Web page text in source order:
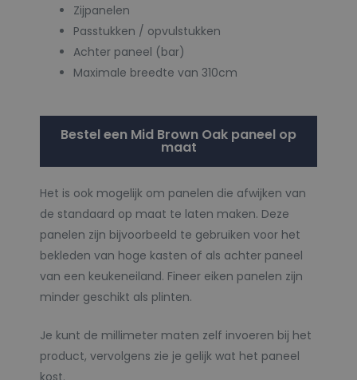
Zijpanelen
Passtukken / opvulstukken
Achter paneel (bar)
Maximale breedte van 310cm
Bestel een Mid Brown Oak paneel op
maat
Het is ook mogelijk om panelen die afwijken van
de standaard op maat te laten maken. Deze
panelen zijn bijvoorbeeld te gebruiken voor het
bekleden van hoge kasten of als achter paneel
van een keukeneiland. Fineer eiken panelen zijn
minder geschikt als plinten.
Je kunt de millimeter maten zelf invoeren bij het
product, vervolgens zie je gelijk wat het paneel